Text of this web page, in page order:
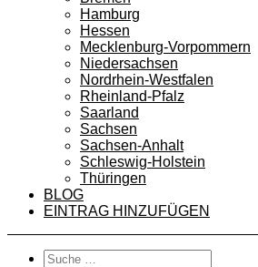
Hamburg
Hessen
Mecklenburg-Vorpommern
Niedersachsen
Nordrhein-Westfalen
Rheinland-Pfalz
Saarland
Sachsen
Sachsen-Anhalt
Schleswig-Holstein
Thüringen
BLOG
EINTRAG HINZUFÜGEN